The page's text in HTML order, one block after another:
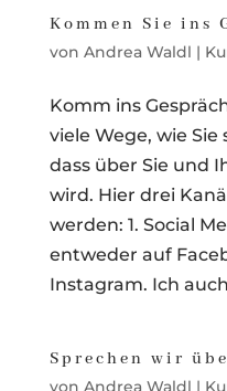
Kommen Sie ins
von Andrea Waldl |
Komm ins
viele Wege, wie
dass über Sie und
wird. Hier drei
werden: 1. Social
entweder auf
Instagram. Ich
Sprechen wir
von Andrea Waldl |